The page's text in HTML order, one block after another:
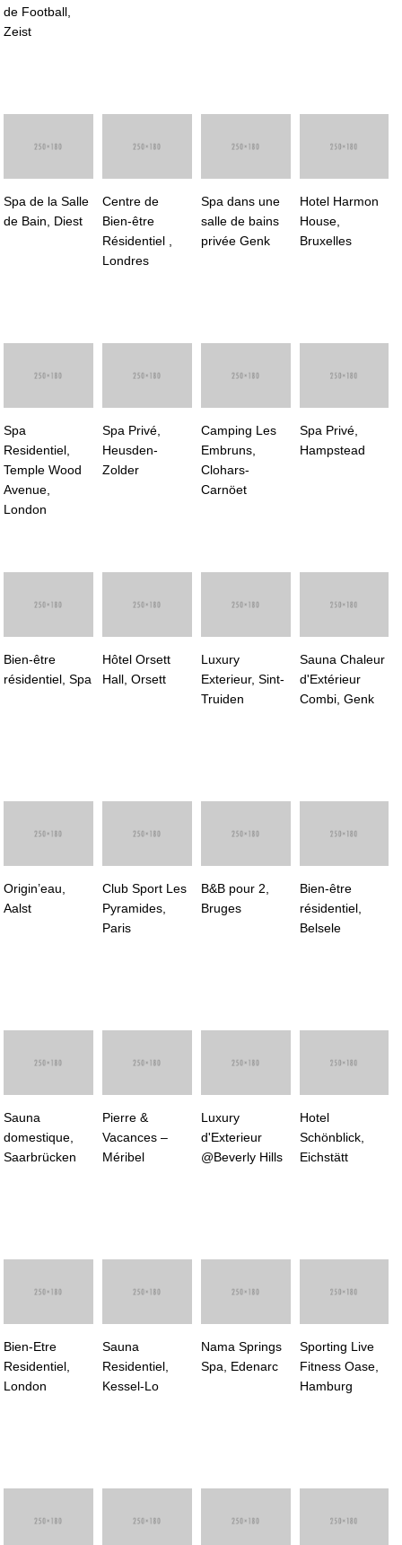
de Football,
Zeist
Spa de la Salle
de Bain, Diest
Centre de
Bien-être
Résidentiel ,
Londres
Spa dans une
salle de bains
privée Genk
Hotel Harmon
House,
Bruxelles
Spa
Residentiel,
Temple Wood
Avenue,
London
Spa Privé,
Heusden-
Zolder
Camping Les
Embruns,
Clohars-
Carnöet
Spa Privé,
Hampstead
Bien-être
résidentiel, Spa
Hôtel Orsett
Hall, Orsett
Luxury
Exterieur, Sint-
Truiden
Sauna Chaleur
d'Extérieur
Combi, Genk
Origin’eau,
Aalst
Club Sport Les
Pyramides,
Paris
B&B pour 2,
Bruges
Bien-être
résidentiel,
Belsele
Sauna
domestique,
Saarbrücken
Pierre &
Vacances –
Méribel
Luxury
d'Exterieur
@Beverly Hills
Hotel
Schönblick,
Eichstätt
Bien-Etre
Residentiel,
London
Sauna
Residentiel,
Kessel-Lo
Nama Springs
Spa, Edenarc
Sporting Live
Fitness Oase,
Hamburg